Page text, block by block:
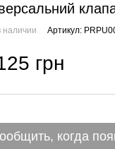
наличии Артикул:
грн
когда